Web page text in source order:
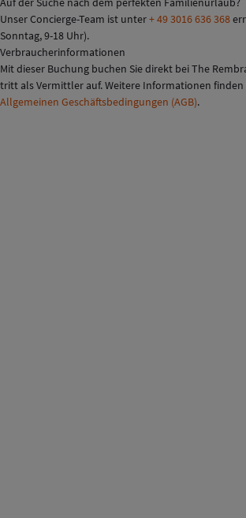
Unser Concierge-Team ist unter+ 49 3016 636 368
Sonntag, 9-18 Uhr).
Verbraucherinformationen
Mit dieser Buchung buchen Sie direkt bei The
tritt als Vermittler auf. Weitere Informationen finden
Allgemeinen Geschäftsbedingungen (AGB).